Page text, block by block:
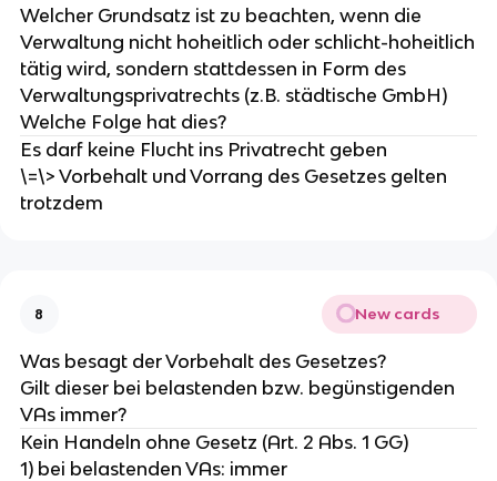
Welcher Grundsatz ist zu beachten, wenn die
Verwaltung nicht hoheitlich oder schlicht-hoheitlich
tätig wird, sondern stattdessen in Form des
Verwaltungsprivatrechts (z.B. städtische GmbH)
Welche Folge hat dies?
Es darf keine Flucht ins Privatrecht geben
\=\> Vorbehalt und Vorrang des Gesetzes gelten
trotzdem
8 New cards
Was besagt der Vorbehalt des Gesetzes?
Gilt dieser bei belastenden bzw. begünstigenden
VAs immer?
Kein Handeln ohne Gesetz (Art. 2 Abs. 1 GG)
1) bei belastenden VAs: immer